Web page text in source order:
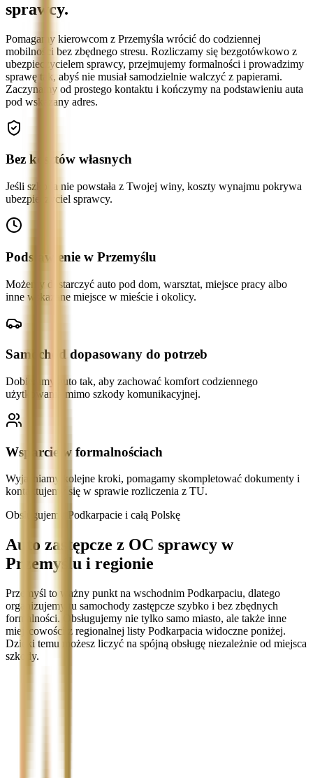
sprawcy.
Pomagamy kierowcom z Przemyśla wrócić do codziennej
mobilności bez zbędnego stresu. Rozliczamy się bezgotówkowo z
ubezpieczycielem sprawcy, przejmujemy formalności i prowadzimy
sprawę tak, abyś nie musiał samodzielnie walczyć z papierami.
Zaczynamy od prostego kontaktu i kończymy na podstawieniu auta
pod wskazany adres.
Bez kosztów własnych
Jeśli szkoda nie powstała z Twojej winy, koszty wynajmu pokrywa
ubezpieczyciel sprawcy.
Podstawienie w Przemyślu
Możemy dostarczyć auto pod dom, warsztat, miejsce pracy albo
inne wskazane miejsce w mieście i okolicy.
Samochód dopasowany do potrzeb
Dobieramy auto tak, aby zachować komfort codziennego
użytkowania mimo szkody komunikacyjnej.
Wsparcie w formalnościach
Wyjaśniamy kolejne kroki, pomagamy skompletować dokumenty i
kontaktujemy się w sprawie rozliczenia z TU.
Obsługujemy Podkarpacie i całą Polskę
Auto zastępcze z OC sprawcy w
Przemyślu i regionie
Przemyśl to ważny punkt na wschodnim Podkarpaciu, dlatego
organizujemy tu samochody zastępcze szybko i bez zbędnych
formalności. Obsługujemy nie tylko samo miasto, ale także inne
miejscowości z regionalnej listy Podkarpacia widoczne poniżej.
Dzięki temu możesz liczyć na spójną obsługę niezależnie od miejsca
szkody.